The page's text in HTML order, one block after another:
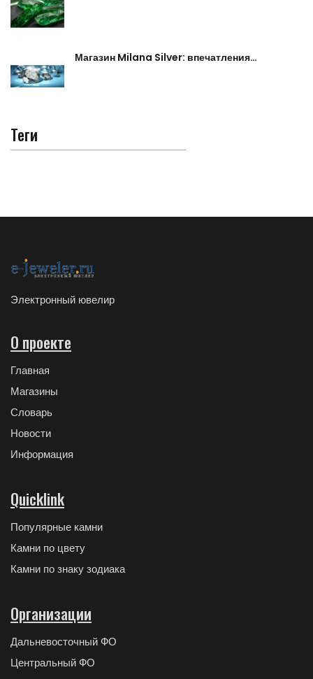
Магазин Milana Silver: впечатления…
Теги
Электронный ювелир
О проекте
Главная
Магазины
Словарь
Новости
Информация
Quicklink
Популярные камни
Камни по цвету
Камни по знаку зодиака
Организации
Дальневосточный ФО
Центральный ФО